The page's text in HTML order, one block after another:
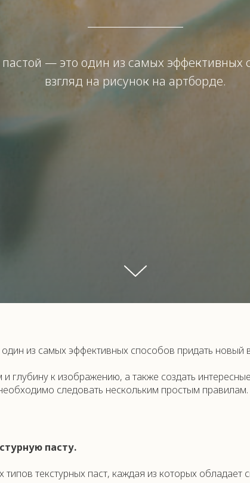
пастой — это один из самых эффективных
взгляд на рисунок на артборде.
один из самых эффективных способов придать новый
глубину к изображению, а также создать
следовать нескольким простым правилам.
пасту.
текстурных паст, каждая из которых обладает